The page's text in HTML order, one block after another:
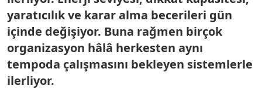
yaratıcılık ve karar alma becerileri gün
içinde değişiyor. Buna rağmen birçok
organizasyon hâlâ herkesten aynı
tempoda çalışmasını bekleyen sistemlerle
ilerliyor.